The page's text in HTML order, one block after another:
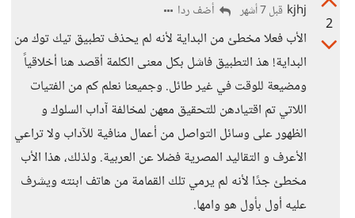
2
kjhj قبل 7 أشهر أضف ردا
الأب فعلا مخطئ من البداية لأنه لم يحذف تطبيق تيك توك من
البداية! هذ التطبيق فاشل بكل معنى الكلمة أقصد هنا أخلاقياً
ومضيعة للوقت في غير طائل. وجميعنا نعلم كم من الفتيات
اللاتي تم اقتيادهن للتحقيق معهن لمخالفة آداب السلوك و
الظهور على وسائل التواصل من أعمال منافية للآداب ولا تراعي
الأعرف و التقاليد المصرية فضلا عن العربية. ولذلك، هذا الأب
مخطئ جدًا لأنه لم يرمي تلك القمامة من هاتف ابنته ويشرف
عليه أول بأول هو وامها.